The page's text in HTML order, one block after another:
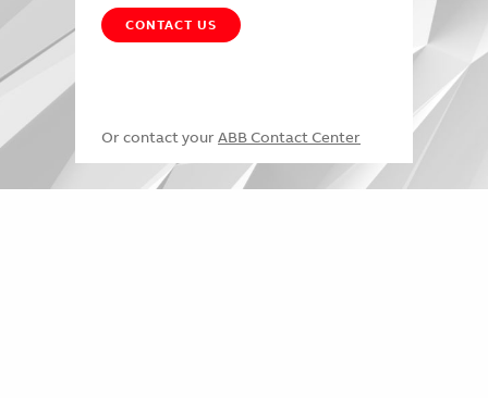
CONTACT US
Or contact your ABB Contact Center